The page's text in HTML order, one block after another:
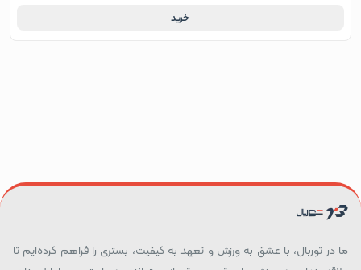
خرید
ما در توربال، با عشق به ورزش و تعهد به کیفیت، بستری را فراهم کرده‌ایم تا